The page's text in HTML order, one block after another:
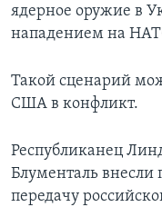
ядерное оружие в
нападением на
Такой сценарий
США в конфликт.
Республиканец
Блументаль внесли
передачу